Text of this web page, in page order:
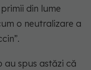
din lume
o neutralizare a
au spus astăzi că